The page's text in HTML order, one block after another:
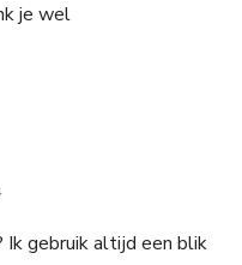
je wel
gebruik altijd een blik